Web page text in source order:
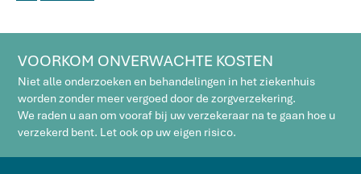
VOORKOM ONVERWACHTE KOSTEN
Niet alle onderzoeken en behandelingen in het ziekenhuis
worden zonder meer vergoed door de zorgverzekering.
We raden u aan om vooraf bij uw verzekeraar na te gaan hoe u
verzekerd bent. Let ook op uw eigen risico.